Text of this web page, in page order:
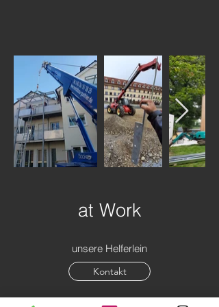
at Work
unsere Helferlein
Kontakt